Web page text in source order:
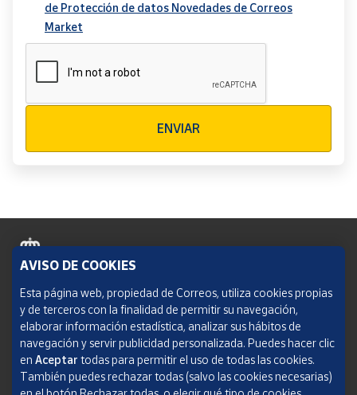
de Protección de datos Novedades de Correos
Market
ENVIAR
Política de cookies
Aviso legal
Condiciones del servicio
Política de Privacidad Web
AVISO DE COOKIES
Esta página web, propiedad de Correos, utiliza cookies propias
y de terceros con la finalidad de permitir su navegación,
elaborar información estadística, analizar sus hábitos de
navegación y servir publicidad personalizada. Puedes hacer clic
en Aceptar todas para permitir el uso de todas las cookies.
También puedes rechazar todas (salvo las cookies necesarias)